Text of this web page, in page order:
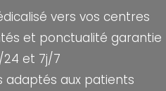
vers vos centres
et ponctualité garantie
24 et 7j/7
adaptés aux patients